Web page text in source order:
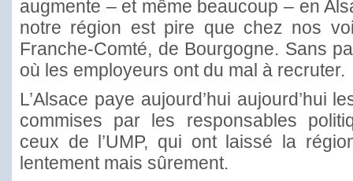
augmente – et même beaucoup – en
notre région est pire que chez nos
Franche-Comté, de Bourgogne. Sans
où les employeurs ont du mal à recruter.
L’Alsace paye aujourd’hui aujourd’hui
commises par les responsables
ceux de l’UMP, qui ont laissé la
lentement mais sûrement.